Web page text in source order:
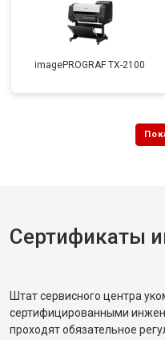
imagePROGRAF TX-2100
Сертификаты
Штат сервисного центра
сертифицированными
проходят обязательное